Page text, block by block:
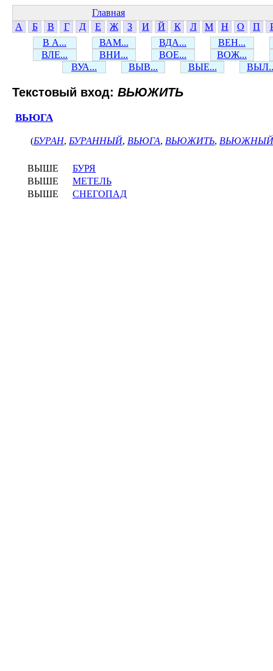
Главная
А
Б В Г Д Е Ж З И Й К Л М Н О П
В А...
ВАМ... ВДА...
ВЕН...
ВЛЕ...
ВНИ... ВОЕ...
ВОЖ...
ВУА...
ВЫВ... ВЫЕ...
Текстовый вход: ВЬЮЖИТЬ
ВЬЮГА
(БУРАН, БУРАННЫЙ, ВЬЮГА, ВЬЮЖИТЬ, ВЬЮЖНЫЙ
ВЫШЕ
БУРЯ
ВЫШЕ
МЕТЕЛЬ
ВЫШЕ
СНЕГОПАД